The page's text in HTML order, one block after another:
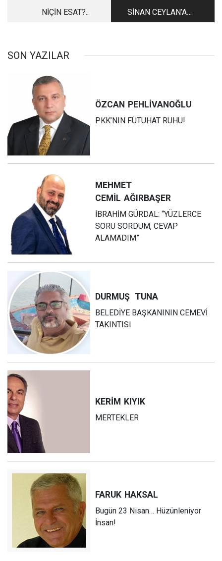
NİÇİN ESAT?..
SİNAN CEYLAN’A
ATILAN YUMRUK
SON YAZILAR
ÖZCAN PEHLİVANOĞLU
PKK’NIN FÜTUHAT RUHU!
MEHMET
CEMİL AĞIRBAŞER
İBRAHİM GÜRDAL: “YÜZLERCE
SORU SORDUM, CEVAP
ALAMADIM”
DURMUŞ TUNA
BELEDİYE BAŞKANININ CEMEVİ
TAKINTISI
KERİM KIYIK
MERTEKLER
FARUK HAKSAL
Bugün 23 Nisan… Hüzünleniyor
İnsan!